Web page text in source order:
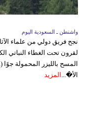
واشنطن ـ السعودية اليوم
نجح فريق دولي من علماء
لقرون تحت الغطاء النباتي
الأ�... المزيد